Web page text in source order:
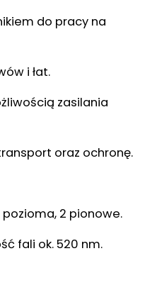
do pracy na
i łat.
zasilania
oraz ochronę.
pozioma, 2 pionowe.
fali ok. 520 nm.